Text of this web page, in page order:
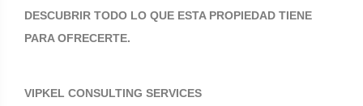
DESCUBRIR TODO LO QUE ESTA PROPIEDAD TIENE
PARA OFRECERTE.
VIPKEL CONSULTING SERVICES